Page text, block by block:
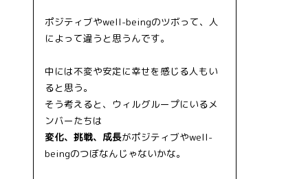
ポジティブやwell-beingのツボって、人
によって違うと思うんです。
中には不変や安定に幸せを感じる人もい
ると思う。
そう考えると、ウィルグループにいるメ
ンバーたちは
変化、挑戦、成長がポジティブやwell-
beingのつぼなんじゃないかな。